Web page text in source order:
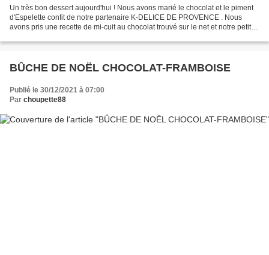
Un très bon dessert aujourd'hui ! Nous avons marié le chocolat et le piment
d'Espelette confit de notre partenaire K-DELICE DE PROVENCE . Nous
avons pris une recette de mi-cuit au chocolat trouvé sur le net et notre petit
BÛCHE DE NOËL CHOCOLAT-FRAMBOISE
Publié le 30/12/2021 à 07:00
Par choupette88